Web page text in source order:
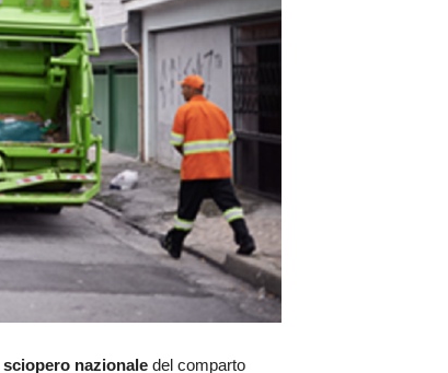
sciopero nazionale del comparto